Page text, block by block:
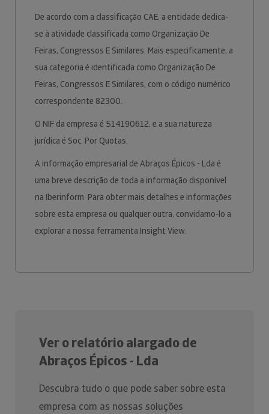
De acordo com a classificação CAE, a entidade dedica-
se à atividade classificada como Organização De
Feiras, Congressos E Similares. Mais especificamente, a
sua categoria é identificada como Organização De
Feiras, Congressos E Similares, com o código numérico
correspondente 82300.
O NIF da empresa é 514190612, e a sua natureza
jurídica é Soc. Por Quotas.
A informação empresarial de Abraços Épicos - Lda é
uma breve descrição de toda a informação disponível
na Iberinform. Para obter mais detalhes e informações
sobre esta empresa ou qualquer outra, convidamo-lo a
explorar a nossa ferramenta Insight View.
Ver o relatório alargado de
Abraços Épicos - Lda
Descubra tudo o que pode saber sobre esta
empresa com as nossas soluções